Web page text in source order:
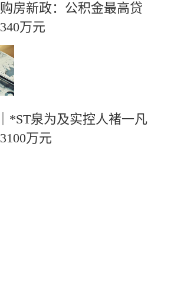
房新政：公积金最高贷
万元
*ST泉为及实控人褚一凡
万元